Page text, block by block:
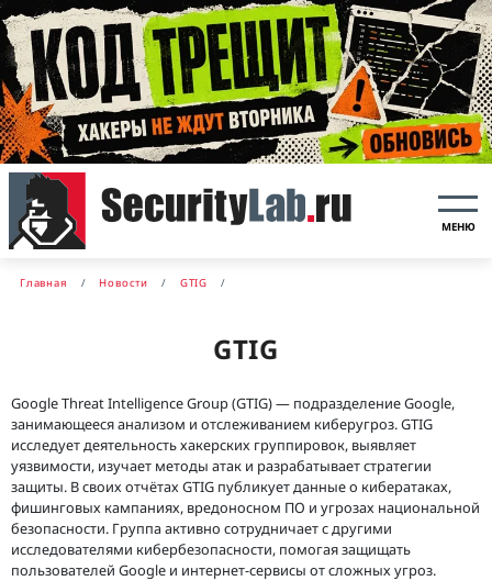
МЕНЮ
Главная Новости GTIG
GTIG
Google Threat Intelligence Group (GTIG) — подразделение Google,
занимающееся анализом и отслеживанием киберугроз. GTIG
исследует деятельность хакерских группировок, выявляет
уязвимости, изучает методы атак и разрабатывает стратегии
защиты. В своих отчётах GTIG публикует данные о кибератаках,
фишинговых кампаниях, вредоносном ПО и угрозах национальной
безопасности. Группа активно сотрудничает с другими
исследователями кибербезопасности, помогая защищать
пользователей Google и интернет-сервисы от сложных угроз.